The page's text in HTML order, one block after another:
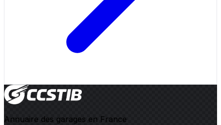
Annuaire des garages en France